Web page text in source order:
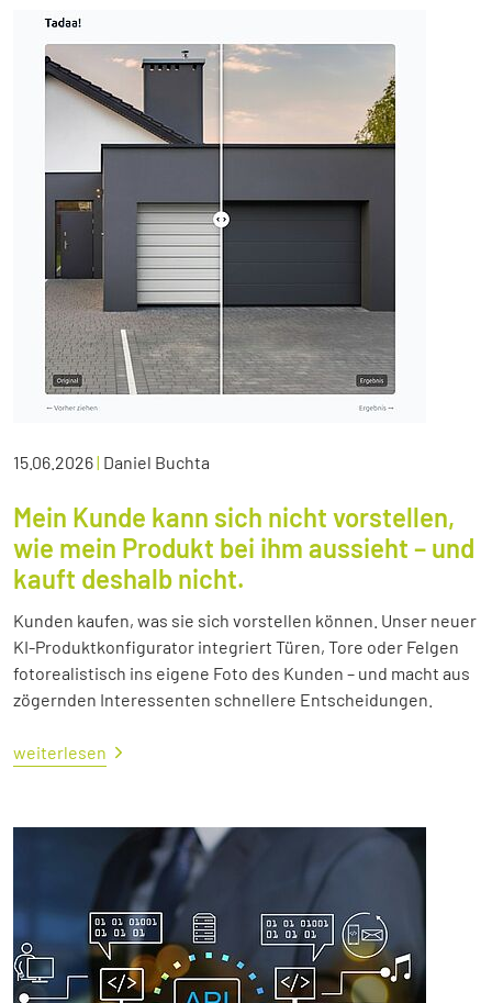
15.06.2026| Daniel Buchta
Mein Kunde kann sich nicht vorstellen,
wie mein Produkt bei ihm aussieht – und
kauft deshalb nicht.
Kunden kaufen, was sie sich vorstellen können. Unser neuer
KI-Produktkonfigurator integriert Türen, Tore oder Felgen
fotorealistisch ins eigene Foto des Kunden – und macht aus
zögernden Interessenten schnellere Entscheidungen.
weiterlesen